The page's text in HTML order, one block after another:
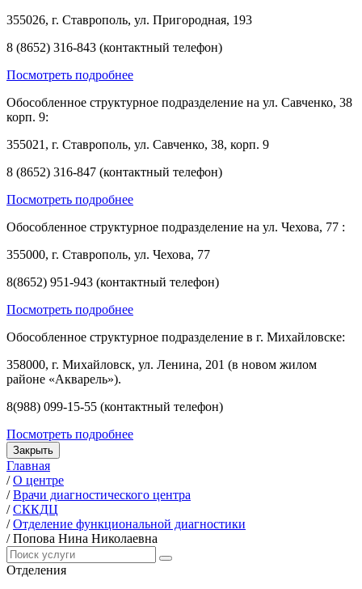
355026, г. Ставрополь, ул. Пригородная, 193
8 (8652) 316-843 (контактный телефон)
Посмотреть подробнее
Обособленное структурное подразделение на ул. Савченко, 38
корп. 9:
355021, г. Ставрополь, ул. Савченко, 38, корп. 9
8 (8652) 316-847 (контактный телефон)
Посмотреть подробнее
Обособленное структурное подразделение на ул. Чехова, 77 :
355000, г. Ставрополь, ул. Чехова, 77
8(8652) 951-943 (контактный телефон)
Посмотреть подробнее
Обособленное структурное подразделение в г. Михайловске:
358000, г. Михайловск, ул. Ленина, 201 (в новом жилом
районе «Акварель»).
8(988) 099-15-55 (контактный телефон)
Посмотреть подробнее
Закрыть
Главная
/ О центре
/ Врачи диагностического центра
/ СККДЦ
/ Отделение функциональной диагностики
/ Попова Нина Николаевна
Отделения